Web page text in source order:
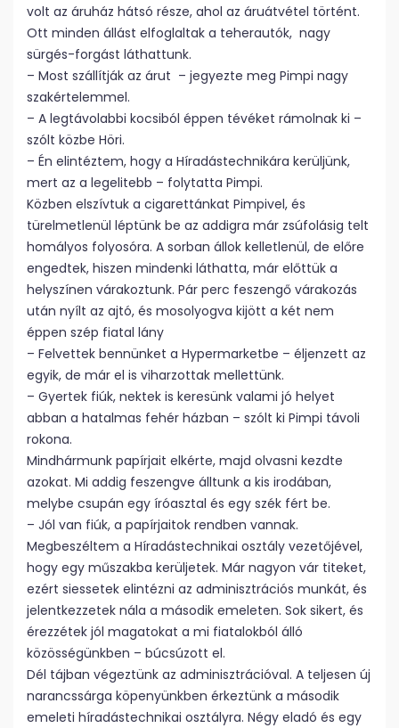
volt az áruház hátsó része, ahol az áruátvétel történt.
Ott minden állást elfoglaltak a teherautók, nagy
sürgés-forgást láthattunk.
– Most szállítják az árut – jegyezte meg Pimpi nagy
szakértelemmel.
– A legtávolabbi kocsiból éppen tévéket rámolnak ki –
szólt közbe Höri.
– Én elintéztem, hogy a Híradástechnikára kerüljünk,
mert az a legelitebb – folytatta Pimpi.
Közben elszívtuk a cigarettánkat Pimpivel, és
türelmetlenül léptünk be az addigra már zsúfolásig telt
homályos folyosóra. A sorban állok kelletlenül, de előre
engedtek, hiszen mindenki láthatta, már előttük a
helyszínen várakoztunk. Pár perc feszengő várakozás
után nyílt az ajtó, és mosolyogva kijött a két nem
éppen szép fiatal lány
– Felvettek bennünket a Hypermarketbe – éljenzett az
egyik, de már el is viharzottak mellettünk.
– Gyertek fiúk, nektek is keresünk valami jó helyet
abban a hatalmas fehér házban – szólt ki Pimpi távoli
rokona.
Mindhármunk papírjait elkérte, majd olvasni kezdte
azokat. Mi addig feszengve álltunk a kis irodában,
melybe csupán egy íróasztal és egy szék fért be.
– Jól van fiúk, a papírjaitok rendben vannak.
Megbeszéltem a Híradástechnikai osztály vezetőjével,
hogy egy műszakba kerüljetek. Már nagyon vár titeket,
ezért siessetek elintézni az adminisztrációs munkát, és
jelentkezzetek nála a második emeleten. Sok sikert, és
érezzétek jól magatokat a mi fiatalokból álló
közösségünkben – búcsúzott el.
Dél tájban végeztünk az adminisztrációval. A teljesen új
narancssárga köpenyünkben érkeztünk a második
emeleti híradástechnikai osztályra. Négy eladó és egy